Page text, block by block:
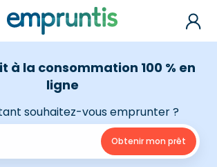
à la consommation 100 % en
ligne
souhaitez-vous emprunter ?